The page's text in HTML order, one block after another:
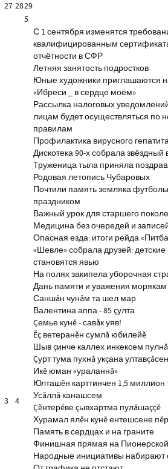
27 2829
3 4
5
С 1 сентября изменятся
квалифицированным
отчётности в СФР
Летняя занятость подростков
Юные художники приглашаются
«Ибреси _ в сердце моём»
Рассылка налоговых
лицам будет осуществляться по
правилам
Профилактика вирусного
Дискотека 90-х собрала звёздный
Труженица тыла приняла
Родовая летопись Чубаровых
Почтили память земляка
праздником
Важный урок для старшего
Медицина без очередей и
Опасная езда: итоги рейда
«Шевле» собрала друзей:
становятся явью
На полях закипела уборочная
Дань памяти и уважения морякам
Саншăн чунăм та шел мар
Валентина аппа - 85 çулта
Çемье кунĕ - савăк уяв!
Ĕç ветеранĕн сумлă юбилейĕ
Шыв çинче каллех инкексем пулнă
Çурт тума пухнă укçана
Икĕ юман «ураланнă»
Юлташĕн карттинчен 1,5 миллион
Усăллă канашсем
Çĕнтерĕве çывхартма пулăшаççĕ
Хурамал ялĕн кунĕ ентешсене
Память в сердцах и на граните
Финишная прямая на
Народные инициативы набирают